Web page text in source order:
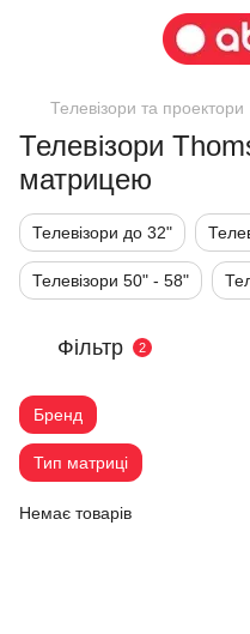
Телевізори та проектори
Телевізори
матрицею
Телевізори до 32"
Телевізори 50" - 58"
Фільтр 2
Бренд
Тип матриці
Немає товарів